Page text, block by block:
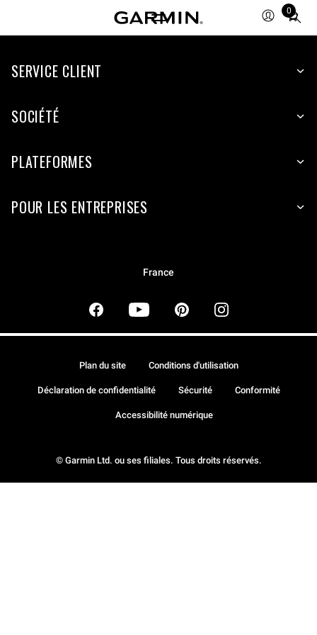
0
Total
items
cart:
SERVICE CLIENT
SOCIÉTÉ
PLATEFORMES
POUR LES ENTREPRISES
France
© Garmin Ltd. ou ses filiales. Tous droits réservés.
Plan du site Conditions d'utilisation
Déclaration de confidentialité Sécurité Conformité
Accessibilité numérique